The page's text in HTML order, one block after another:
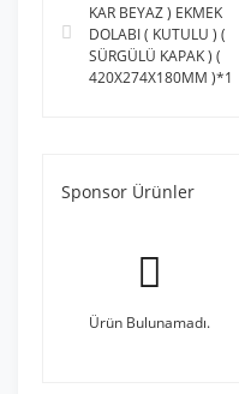
KAR BEYAZ ) EKMEK
DOLABI ( KUTULU ) (
SÜRGÜLÜ KAPAK ) (
420X274X180MM )*1
Sponsor Ürünler
Ürün Bulunamadı.